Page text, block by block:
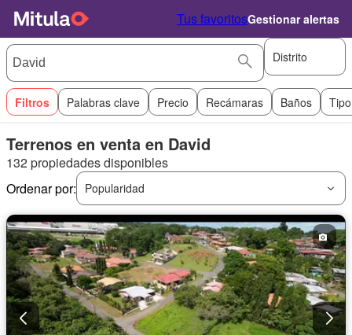
Tus favoritosGestionar alertas
Distrito
Filtros Palabras clave Precio Recámaras Baños
Terrenos en venta en David
132 propiedades disponibles
Ordenar por:
Popularidad